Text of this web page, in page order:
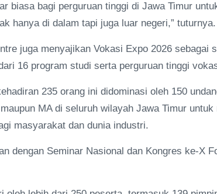
biasa bagi perguruan tinggi di Jawa Timur
hanya di dalam tapi juga luar negeri,” tuturnya.
juga menyajikan Vokasi Expo 2026 sebagai
16 program studi serta perguruan tinggi
235 orang ini didominasi oleh 150
MA di seluruh wilayah Jawa Timur
masyarakat dan dunia industri.
dengan Seminar Nasional dan Kongres ke-X